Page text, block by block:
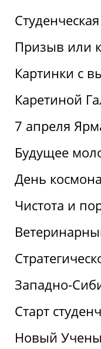
Призыв или
Картинки с
Каретиной
7 апреля
Будущее
День
Чистота и
Западно-
Старт
Новый